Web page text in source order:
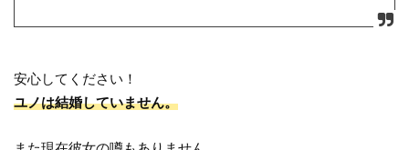
安心してください！
ユノは結婚していません。